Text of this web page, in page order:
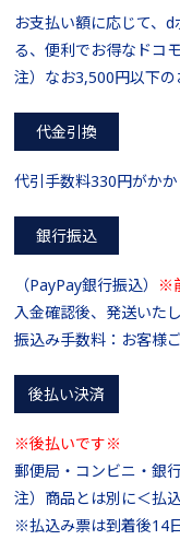
お支払い額に応じて、
る、便利でお得なドコ
注）なお3,500円以下の
代金引換
代引手数料330円がかか
銀行振込
（PayPay銀行振込） ※
入金確認後、発送いたし
振込み手数料：お客様
後払い決済
※後払いです※
郵便局・コンビニ・銀
注）商品とは別に＜払
※払込み票は到着後14